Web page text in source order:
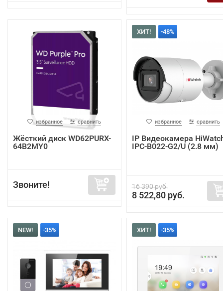
избранное сравнить
Жёсткий диск WD62PURX-
64B2MY0
Звоните!
ХИТ! -48%
избранное сравнить
IP Видеокамера
IPC-B022-G2/U (2.8 мм)
16 390 руб.
8 522,80 руб.
NEW! -35% ХИТ! -35%